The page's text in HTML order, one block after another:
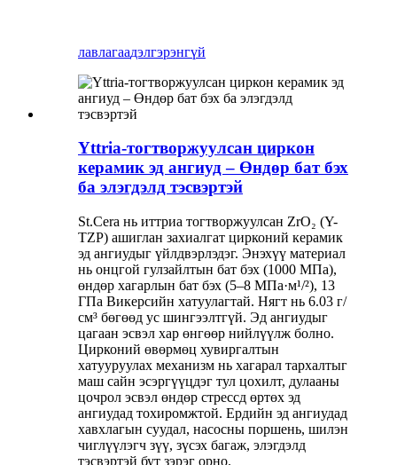
лавлагаадэлгэрэнгүй
Yttria-тогтворжуулсан циркон
керамик эд ангиуд – Өндөр бат бэх
ба элэгдэлд тэсвэртэй
St.Cera нь иттриа тогтворжуулсан ZrO₂ (Y-
TZP) ашиглан захиалгат цирконий керамик
эд ангиудыг үйлдвэрлэдэг. Энэхүү материал
нь онцгой гулзайлтын бат бэх (1000 МПа),
өндөр хагарлын бат бэх (5–8 МПа·м¹/²), 13
ГПа Викерсийн хатуулагтай. Нягт нь 6.03 г/
см³ бөгөөд ус шингээлтгүй. Эд ангиудыг
цагаан эсвэл хар өнгөөр ​​нийлүүлж болно.
Цирконий өвөрмөц хувиргалтын
хатууруулах механизм нь хагарал тархалтыг
маш сайн эсэргүүцдэг тул цохилт, дулааны
цочрол эсвэл өндөр стрессд өртөх эд
ангиудад тохиромжтой. Ердийн эд ангиудад
хавхлагын суудал, насосны поршень, шилэн
чиглүүлэгч зүү, зүсэх багаж, элэгдэлд
тэсвэртэй бут зэрэг орно.